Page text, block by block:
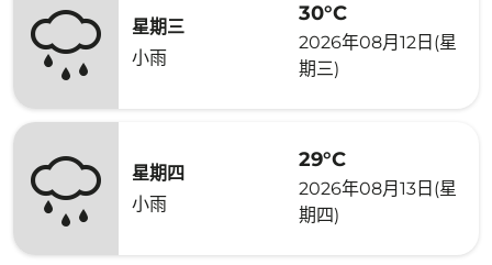
星期三
小雨
30°C
2026年08月12日(星
期三)
星期四
小雨
29°C
2026年08月13日(星
期四)